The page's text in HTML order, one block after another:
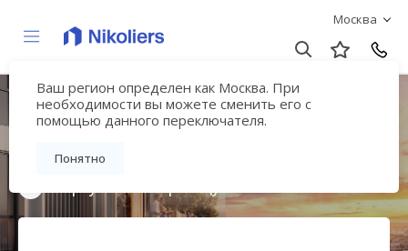
Москва
Ваш регион определен как Москва. При
необходимости вы можете сменить его с
помощью данного переключателя.
Понятно
Мультиквартал
«ВЕЕР»